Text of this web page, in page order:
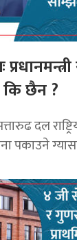
छैन ?
दल
पकाउने